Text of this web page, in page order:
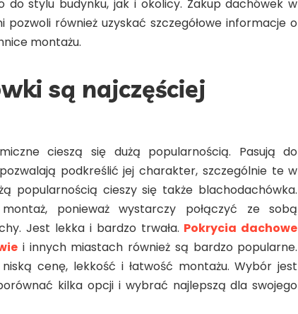
do stylu budynku, jak i okolicy. Zakup dachówek w
pozwoli również uzyskać szczegółowe informacje o
montażu.
są najczęściej
cieszą się dużą popularnością. Pasują do
podkreślić jej charakter, szczególnie te w
popularnością cieszy się także blachodachówka.
ponieważ wystarczy połączyć ze sobą
Jest lekka i bardzo trwała. Pokrycia dachowe
i innych miastach również są bardzo popularne.
cenę, lekkość i łatwość montażu. Wybór jest
kilka opcji i wybrać najlepszą dla swojego